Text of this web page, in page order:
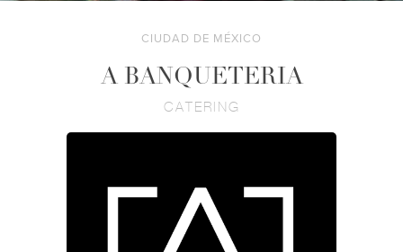
CIUDAD DE MÉXICO
A BANQUETERIA
CATERING